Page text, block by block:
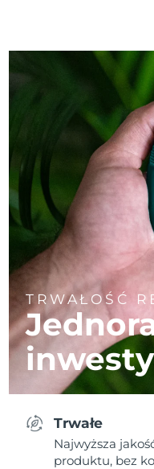
TRWAŁOŚĆ
Trwałe
Najwyższa
produktu, bez